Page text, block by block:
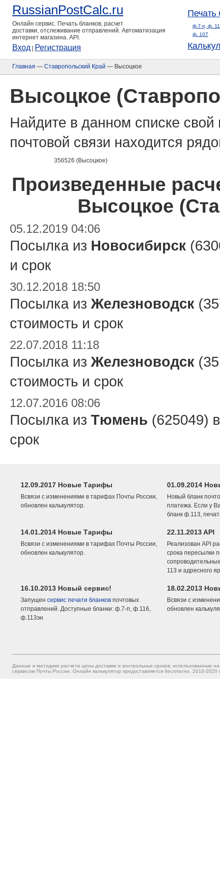
RussianPostCalc.ru
Онлайн сервис. Печать бланков, расчет
доставки, отслеживание отправлений. Автоматизация
интернет магазина. API.
Вход Регистрация
Печать
ф.7-п, ф.
ф. 107
Главная — Ставропольский Край — Высоцкое
Высоцкое
Найдите в данном списке
почтовой связи находится
356526 (Высоцкое)
Произведенные
Высоцкое
05.12.2019 04:06
Посылка из Новосибирск
и срок
30.12.2018 18:50
Посылка из Железноводск
стоимость и срок
22.07.2018 11:18
Посылка из Железноводск
стоимость и срок
12.07.2016 08:06
Посылка из Тюмень (625049)
срок
12.09.2017 Новые Тарифы
Всвязи с изменениями в тарифах Почты России,
обновлен калькулятор.
01.09.2014
Новый бланк
платежа. Если у
бланк ф.113,
14.01.2014 Новые Тарифы
Всвязи с изменениями в тарифах Почты России,
обновлен калькулятор.
22.11.2013 API
Реализован API
срока пересылки
113 и адресного
16.10.2013 Новый сервис!
Запущен сервис печати бланков почтовых
отправлений. Доступные бланки: ф.7-п, ф.116,
ф.113эн
18.02.2013
Всвязи с
обновлен
Данные и методики расчета цены доставки и контрольных сроков, использованные
сервисом Почты России. Онлайн калькулятор предоставляется бесплатно. 2010-2020